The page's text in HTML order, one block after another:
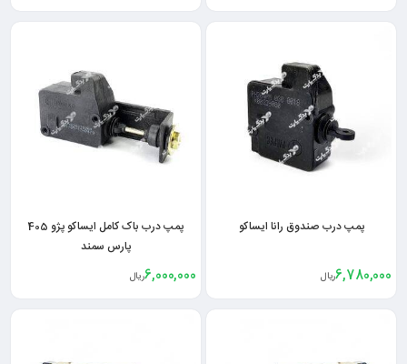
پمپ درب صندوق رانا ایساکو
6,780,000ریال
پمپ درب باک کامل ایساکو پژو 405
پارس سمند
6,000,000ریال